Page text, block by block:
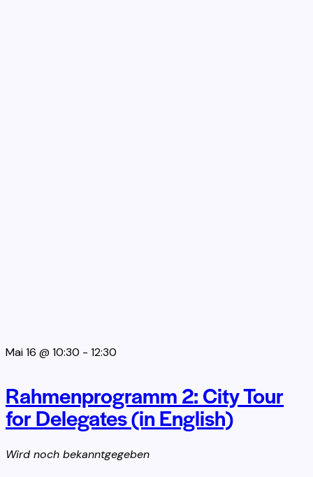
Mai 16 @ 10:30 - 12:30
Rahmenprogramm 2: City Tour
for Delegates (in English)
Wird noch bekanntgegeben